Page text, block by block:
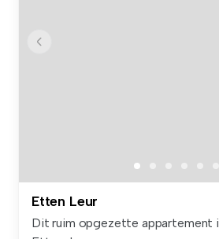
Etten Leur
Dit ruim opgezette appartement